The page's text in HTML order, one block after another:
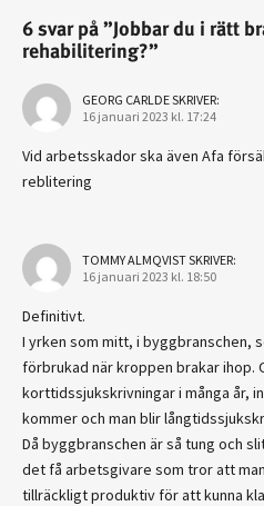
6 svar på ”Jobbar du i rätt
rehabilitering?”
GEORG CARLDESKRIVER:
16 januari 2023 kl. 17:24
Vid arbetsskador ska även Afa
reblitering
TOMMY ALMQVISTSKRIVER:
16 januari 2023 kl. 18:50
Definitivt.
I yrken som mitt, i byggbranschen,
förbrukad när kroppen brakar ihop.
korttidssjukskrivningar i många år,
kommer och man blir
Då byggbranschen är så tung och
det få arbetsgivare som tror att
tillräckligt produktiv för att kunna